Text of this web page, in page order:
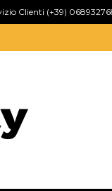
Clienti (+39)